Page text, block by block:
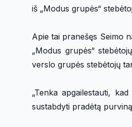
iš „Modus grupės“
Apie tai pranešęs Seimo
„Modus grupės“
verslo grupės stebėtojų
„Tenka apgailestauti,
sustabdyti pradėtą